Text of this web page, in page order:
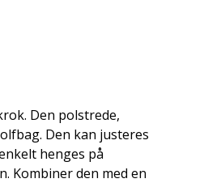
Den polstrede,
Den kan justeres
henges på
Kombiner den med en